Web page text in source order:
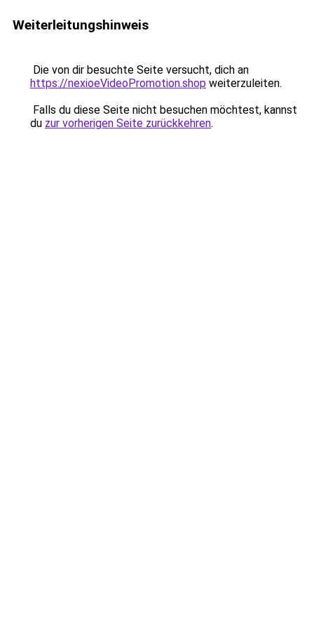
Weiterleitungshinweis
Die von dir besuchte Seite versucht, dich an
https://nexioeVideoPromotion.shop weiterzuleiten.
Falls du diese Seite nicht besuchen möchtest, kannst
du zur vorherigen Seite zurückkehren.